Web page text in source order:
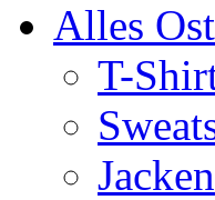
Alles
T-
Jacken